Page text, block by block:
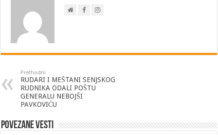
Prethodni
RUDARI I MEŠTANI SENJSKOG
RUDNIKA ODALI POŠTU
GENERALU NEBOJŠI
PAVKOVIĆU
Povezane vesti